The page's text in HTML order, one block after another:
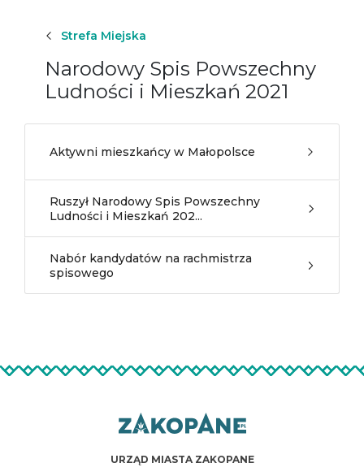
Strefa Miejska
Narodowy Spis Powszechny
Ludności i Mieszkań 2021
Aktywni mieszkańcy w Małopolsce
Ruszył Narodowy Spis Powszechny
Ludności i Mieszkań 202...
Nabór kandydatów na rachmistrza
spisowego
URZĄD MIASTA ZAKOPANE